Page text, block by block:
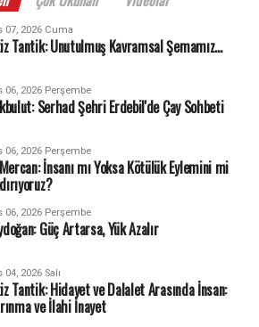
07, 2026 Cuma
Tantik: Unutulmuş Kavramsal Şemamız…
06, 2026 Perşembe
Serhad Şehri Erdebil'de Çay Sohbeti
06, 2026 Perşembe
İnsanı mı Yoksa Kötülük Eylemini mi
06, 2026 Perşembe
Güç Artarsa, Yük Azalır
2026 Salı
Tantik: Hidayet ve Dalalet Arasında İnsan:
ve İlahi İnayet